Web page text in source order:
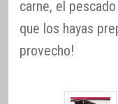
carne, el
que los hayas
provecho!